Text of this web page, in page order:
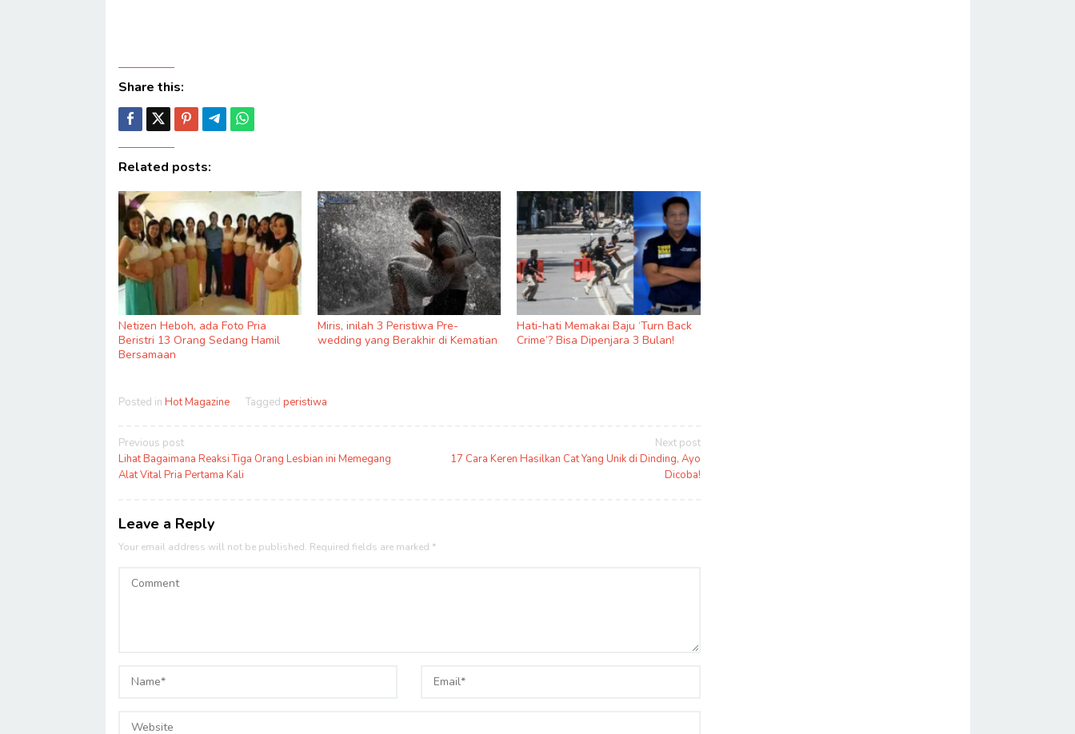
Share this:
Related posts:
Netizen Heboh, ada Foto Pria
Beristri 13 Orang Sedang Hamil
Bersamaan
Miris, inilah 3 Peristiwa Pre-
wedding yang Berakhir di Kematian
Hati-hati Memakai Baju ‘Turn Back
Crime’? Bisa Dipenjara 3 Bulan!
Posted in Hot Magazine Tagged peristiwa
Post
navigation
Previous post
Lihat Bagaimana Reaksi Tiga Orang Lesbian ini Memegang
Alat Vital Pria Pertama Kali
Next post
17 Cara Keren Hasilkan Cat Yang Unik di Dinding, Ayo
Dicoba!
Leave a Reply
Your email address will not be published. Required fields are marked *